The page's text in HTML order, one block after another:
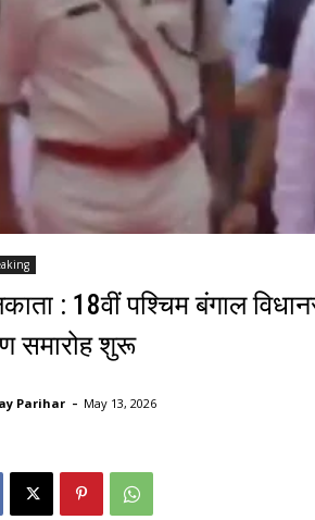
: 18वीं पश्चिम बंगाल
समारोह शुरू
Parihar - May 13, 2026